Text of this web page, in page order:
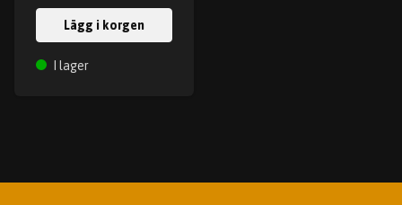
Lägg i korgen
I lager